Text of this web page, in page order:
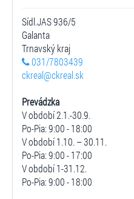
Sídl.JAS 936/5
Galanta
Trnavský kraj
031/7803439
ckreal@ckreal.sk
Prevádzka
V období 2.1.-30.9.
Po-Pia: 9:00 - 18:00
V období 1.10. – 30.11.
Po-Pia: 9:00 - 17:00
V období 1-31.12.
Po-Pia: 9:00 - 18:00